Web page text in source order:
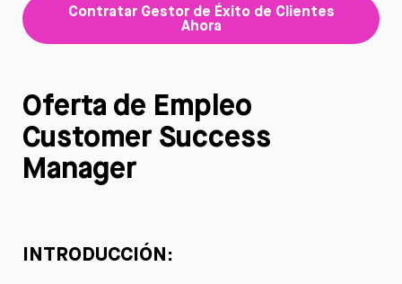
Contratar Gestor de Éxito de Clientes
Ahora
Oferta de Empleo
Customer Success
Manager
INTRODUCCIÓN: